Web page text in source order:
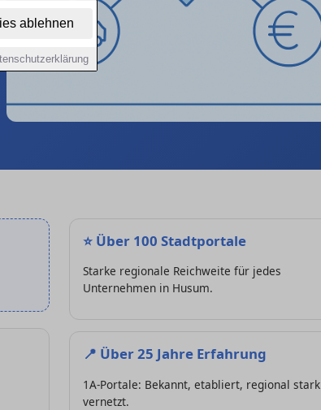
ablehnen
⭐ Über 100 Stadtportale
Starke regionale Reichweite für jedes
Unternehmen in Husum.
📍 Über 25 Jahre Erfahrung
1A-Portale: Bekannt, etabliert, regional stark
vernetzt.